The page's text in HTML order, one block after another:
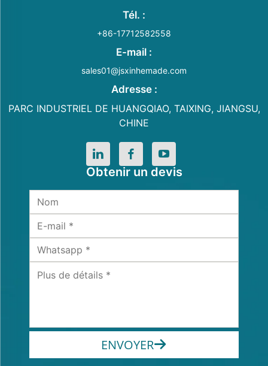
Tél. :
+86-17712582558
E-mail :
sales01@jsxinhemade.com
Adresse :
PARC INDUSTRIEL DE HUANGQIAO, TAIXING, JIANGSU,
CHINE
Obtenir un devis
ENVOYER